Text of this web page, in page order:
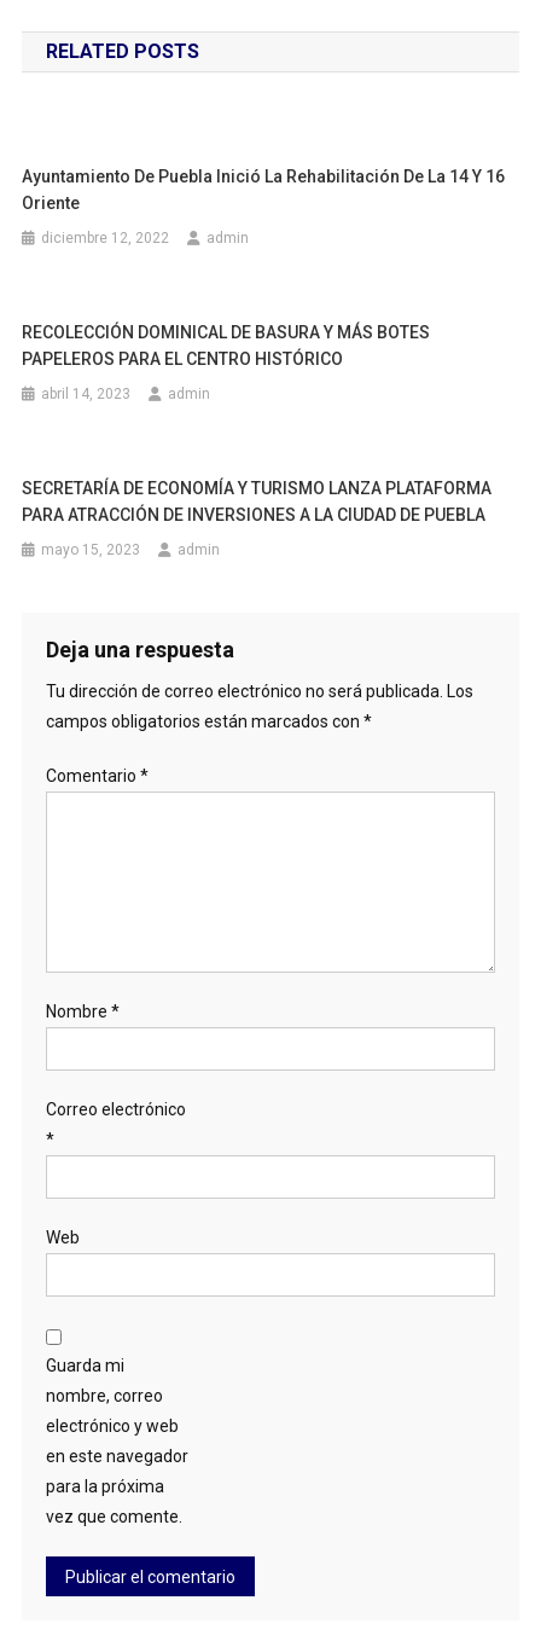
de
entradas
RELATED POSTS
Ayuntamiento De Puebla Inició La Rehabilitación De La 14 Y 16
Oriente
diciembre 12, 2022 admin
RECOLECCIÓN DOMINICAL DE BASURA Y MÁS BOTES
PAPELEROS PARA EL CENTRO HISTÓRICO
abril 14, 2023 admin
SECRETARÍA DE ECONOMÍA Y TURISMO LANZA PLATAFORMA
PARA ATRACCIÓN DE INVERSIONES A LA CIUDAD DE PUEBLA
mayo 15, 2023 admin
Deja una respuesta
Tu dirección de correo electrónico no será publicada. Los
campos obligatorios están marcados con *
Comentario *
Nombre *
Correo electrónico
*
Web
Guarda mi
nombre, correo
electrónico y web
en este navegador
para la próxima
vez que comente.